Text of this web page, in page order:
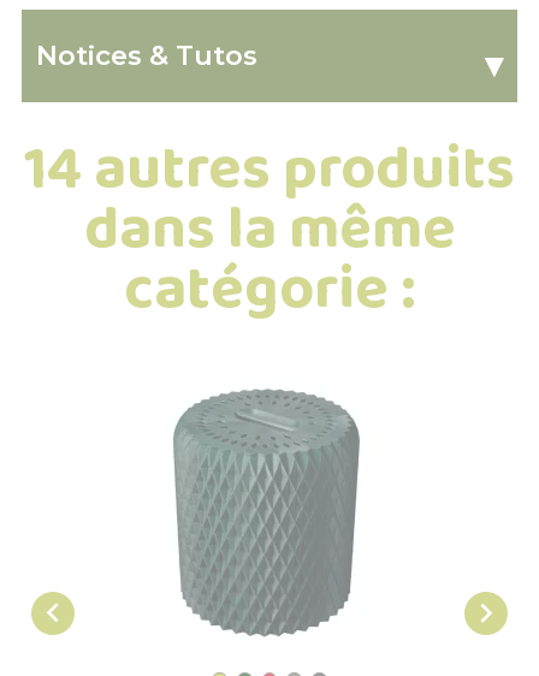
Notices & Tutos ▾
14 autres produits
dans la même
catégorie :
 